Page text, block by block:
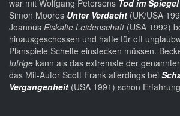
war mit Wolfgang Petersens Tod im Spiegel
Simon Moores Unter Verdacht (UK/USA
Joanous Eiskalte Leidenschaft (USA 1992)
hinausgeschossen und hatte für oft
Planspiele Schelte einstecken müssen.
Intrige kann als das extremste der
das Mit-Autor Scott Frank allerdings bei
Vergangenheit (USA 1991) schon